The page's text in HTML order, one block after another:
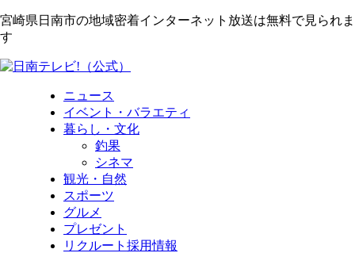
宮崎県日南市の地域密着インターネット放送は無料で見られま
す
ニュース
イベント・バラエティ
暮らし・文化
釣果
シネマ
観光・自然
スポーツ
グルメ
プレゼント
リクルート採用情報